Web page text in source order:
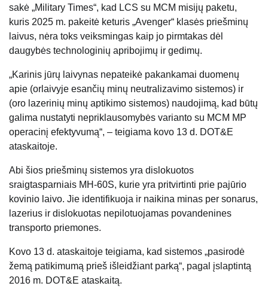
sakė „Military Times“, kad LCS su MCM misijų paketu,
kuris 2025 m. pakeitė keturis „Avenger“ klasės priešminų
laivus, nėra toks veiksmingas kaip jo pirmtakas dėl
daugybės technologinių apribojimų ir gedimų.
„Karinis jūrų laivynas nepateikė pakankamai duomenų
apie (orlaivyje esančių minų neutralizavimo sistemos) ir
(oro lazerinių minų aptikimo sistemos) naudojimą, kad būtų
galima nustatyti nepriklausomybės varianto su MCM MP
operacinį efektyvumą“, – teigiama kovo 13 d. DOT&E
ataskaitoje.
Abi šios priešminų sistemos yra dislokuotos
sraigtasparniais MH-60S, kurie yra pritvirtinti prie pajūrio
kovinio laivo. Jie identifikuoja ir naikina minas per sonarus,
lazerius ir dislokuotas nepilotuojamas povandenines
transporto priemones.
Kovo 13 d. ataskaitoje teigiama, kad sistemos „pasirodė
žemą patikimumą prieš išleidžiant parką“, pagal įslaptintą
2016 m. DOT&E ataskaitą.